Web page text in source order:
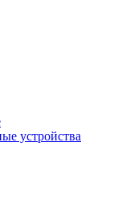
устройства